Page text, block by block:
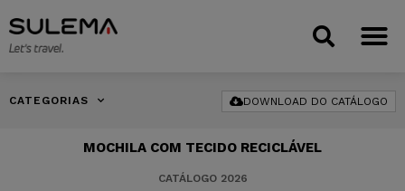
CATEGORIAS DOWNLOAD DO CATÁLOGO
MOCHILA COM TECIDO RECICLÁVEL
CATÁLOGO 2026